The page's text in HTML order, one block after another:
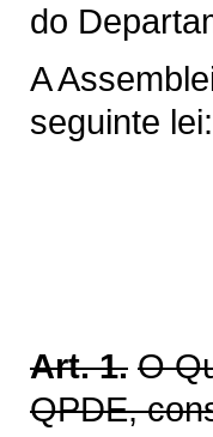
do
A
seguinte lei:
Art. 1. O
QPDE,